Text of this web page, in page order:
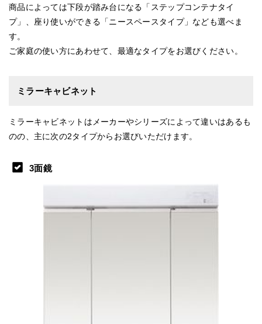
商品によっては下段が踏み台になる「ステップコンテナタイ
プ」、座り使いができる「ニースペースタイプ」なども選べま
す。
ご家庭の使い方にあわせて、最適なタイプをお選びください。
ミラーキャビネット
ミラーキャビネットはメーカーやシリーズによって違いはあるも
のの、主に次の2タイプからお選びいただけます。
3面鏡